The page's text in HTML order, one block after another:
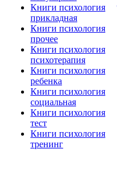
Книги психология
прикладная
Книги психология
прочее
Книги психология
психотерапия
Книги психология
ребенка
Книги психология
социальная
Книги психология
тест
Книги психология
тренинг